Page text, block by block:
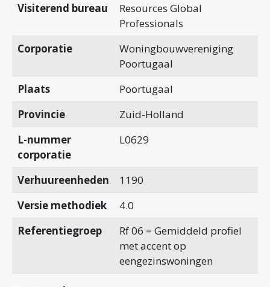
Visiterend bureau
Resources Global
Professionals
Corporatie
Woningbouwvereniging
Poortugaal
Plaats
Poortugaal
Provincie
Zuid-Holland
L-nummer
corporatie
L0629
Verhuureenheden
1190
Versie methodiek
4.0
Referentiegroep
Rf 06 = Gemiddeld profiel
met accent op
eengezinswoningen